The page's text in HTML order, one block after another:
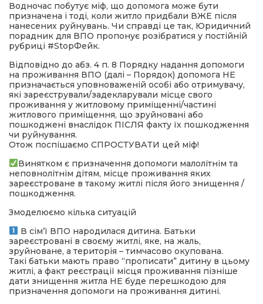
Водночас побутує міф, що допомога може бути
призначена і тоді, коли житло придбали ВЖЕ після
нанесених руйнувань. Чи справді це так, Юридичний
порадник для ВПО пропонує розібратися у постійній
рубриці #StopФейк.
Відповідно до абз. 4 п. 8 Порядку надання допомоги
на проживання ВПО (далі – Порядок) допомога НЕ
призначається уповноваженій особі або отримувачу,
які зареєстрували/задекларували місце свого
проживання у житловому приміщенні/частині
житлового приміщення, що зруйновані або
пошкоджені внаслідок ПІСЛЯ факту їх пошкодження
чи руйнування.
Отож поспішаємо СПРОСТУВАТИ цей міф!
Винятком є призначення допомоги малолітнім та
неповнолітнім дітям, місце проживання яких
зареєстроване в такому житлі після його знищення /
пошкодження.
Змоделюємо кілька ситуацій
В сім’ї ВПО народилася дитина. Батьки
зареєстровані в своєму житлі, яке, на жаль,
зруйноване, а територія – тимчасово окупована.
Такі батьки мають право “прописати” дитину в цьому
житлі, а факт реєстрації місця проживання пізніше
дати знищення житла НЕ буде перешкодою для
призначення допомоги на проживання дитині.